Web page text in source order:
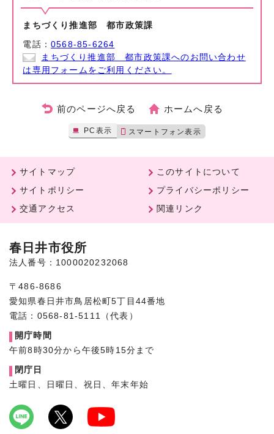
まちづくり推進部 都市政策課
電話：0568-85-6264
まちづくり推進部 都市政策課へのお問い合わせ
は専用フォームをご利用ください。
前のページへ戻る ホームへ戻る
PC表示 スマートフォン表示
サイトマップ
このサイトについて
サイトポリシー
プライバシーポリシー
交通アクセス
関連リンク
春日井市役所
法人番号：1000020232068
〒486-8686
愛知県春日井市鳥居松町5丁目44番地
電話：0568-81-5111（代表）
開庁時間
午前8時30分から午後5時15分まで
閉庁日
土曜日、日曜日、祝日、年末年始